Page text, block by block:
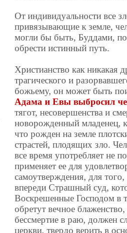
От индивидуальности все
привязывающие к земле,
могли бы быть, Буддами,
обрести истинный путь.
Христианство как никакая
трагического и
божьему, он может быть
Адама и Евы выбросил
тягот, несовершенства и
новорожденный младенец,
что рожден на земле
страстей, плодящих зло.
все время употребляет не
применяет ее для
самоутверждения, для
впереди Страшный суд,
Воскрешенные Господом в
обретут вечное
бессмертие в раю, должен
церкви, твердо верить в